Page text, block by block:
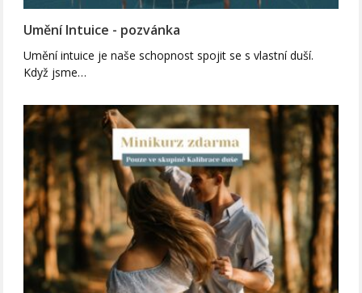
Umění Intuice - pozvánka
Umění intuice je naše schopnost spojit se s vlastní duší.
Když jsme…